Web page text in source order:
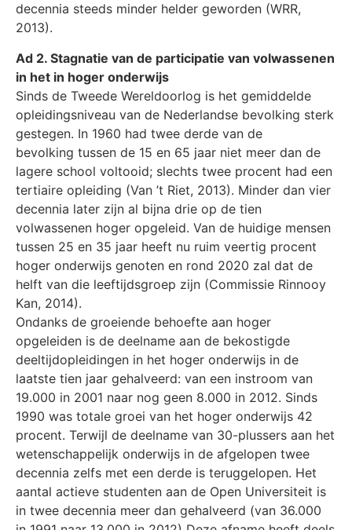
decennia steeds minder helder geworden (WRR,
2013).
Ad 2. Stagnatie van de participatie van volwassenen
in het in hoger onderwijs
Sinds de Tweede Wereldoorlog is het gemiddelde
opleidingsniveau van de Nederlandse bevolking sterk
gestegen. In 1960 had twee derde van de
bevolking tussen de 15 en 65 jaar niet meer dan de
lagere school voltooid; slechts twee procent had een
tertiaire opleiding (Van ’t Riet, 2013). Minder dan vier
decennia later zijn al bijna drie op de tien
volwassenen hoger opgeleid. Van de huidige mensen
tussen 25 en 35 jaar heeft nu ruim veertig procent
hoger onderwijs genoten en rond 2020 zal dat de
helft van die leeftijdsgroep zijn (Commissie Rinnooy
Kan, 2014).
Ondanks de groeiende behoefte aan hoger
opgeleiden is de deelname aan de bekostigde
deeltijdopleidingen in het hoger onderwijs in de
laatste tien jaar gehalveerd: van een instroom van
19.000 in 2001 naar nog geen 8.000 in 2012. Sinds
1990 was totale groei van het hoger onderwijs 42
procent. Terwijl de deelname van 30-plussers aan het
wetenschappelijk onderwijs in de afgelopen twee
decennia zelfs met een derde is teruggelopen. Het
aantal actieve studenten aan de Open Universiteit is
in twee decennia meer dan gehalveerd (van 36.000